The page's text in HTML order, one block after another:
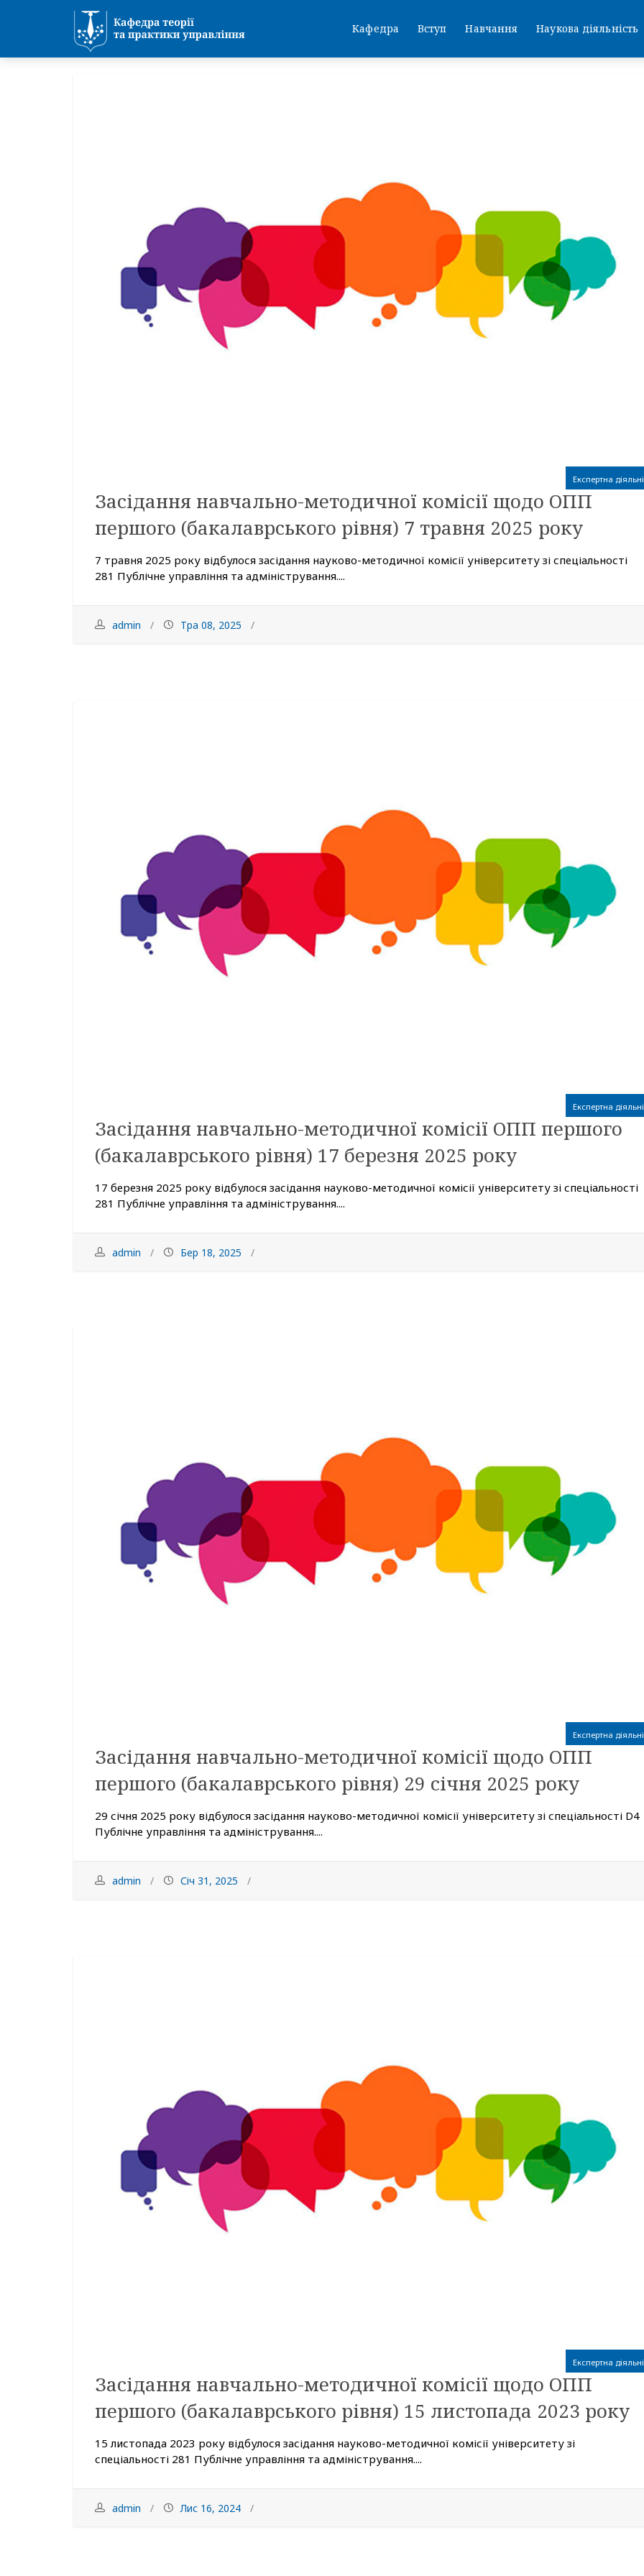
Кафедра Вступ Навчання Наукова діяльність
Експертна
Засідання навчально-методичної комісії щодо ОПП
першого (бакалаврського рівня) 7 травня 2025 року
7 травня 2025 року відбулося засідання науково-методичної комісії університету зі спеціальності
281 Публічне управління та адміністрування....
admin Тра 08, 2025
Експертна
Засідання навчально-методичної комісії ОПП першого
(бакалаврського рівня) 17 березня 2025 року
17 березня 2025 року відбулося засідання науково-методичної комісії університету зі спеціальності
281 Публічне управління та адміністрування....
admin Бер 18, 2025
Експертна
Засідання навчально-методичної комісії щодо ОПП
першого (бакалаврського рівня) 29 січня 2025 року
29 січня 2025 року відбулося засідання науково-методичної комісії університету зі спеціальності D4
Публічне управління та адміністрування....
admin Січ 31, 2025
Експертна
Засідання навчально-методичної комісії щодо ОПП
першого (бакалаврського рівня) 15 листопада 2023 року
15 листопада 2023 року відбулося засідання науково-методичної комісії університету зі
спеціальності 281 Публічне управління та адміністрування....
admin Лис 16, 2024